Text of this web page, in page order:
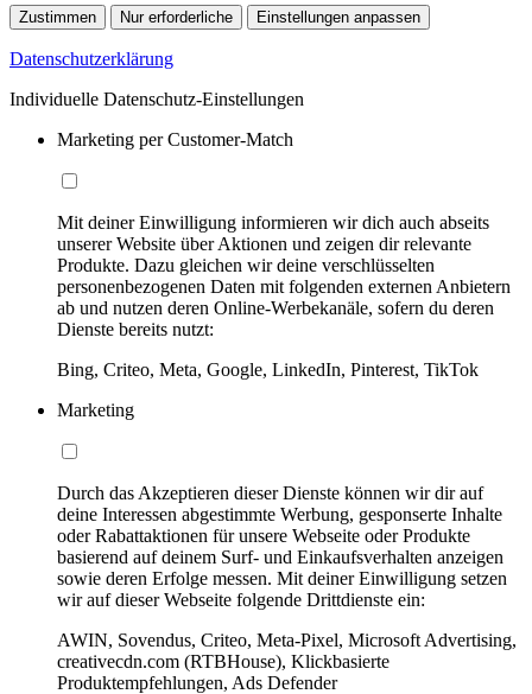
Zustimmen Nur erforderliche Einstellungen anpassen
Datenschutzerklärung
Individuelle Datenschutz-Einstellungen
Marketing per Customer-Match
Mit deiner Einwilligung informieren wir dich auch abseits
unserer Website über Aktionen und zeigen dir relevante
Produkte. Dazu gleichen wir deine verschlüsselten
personenbezogenen Daten mit folgenden externen Anbietern
ab und nutzen deren Online-Werbekanäle, sofern du deren
Dienste bereits nutzt:
Bing, Criteo, Meta, Google, LinkedIn, Pinterest, TikTok
Marketing
Durch das Akzeptieren dieser Dienste können wir dir auf
deine Interessen abgestimmte Werbung, gesponserte Inhalte
oder Rabattaktionen für unsere Webseite oder Produkte
basierend auf deinem Surf- und Einkaufsverhalten anzeigen
sowie deren Erfolge messen. Mit deiner Einwilligung setzen
wir auf dieser Webseite folgende Drittdienste ein:
AWIN, Sovendus, Criteo, Meta-Pixel, Microsoft Advertising,
creativecdn.com (RTBHouse), Klickbasierte
Produktempfehlungen, Ads Defender